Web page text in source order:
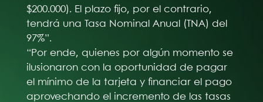
$200.000). El plazo fijo, por el contrario,
tendrá una Tasa Nominal Anual (TNA) del
97%”.
“Por ende, quienes por algún momento se
ilusionaron con la oportunidad de pagar
el mínimo de la tarjeta y financiar el pago
aprovechando el incremento de las tasas